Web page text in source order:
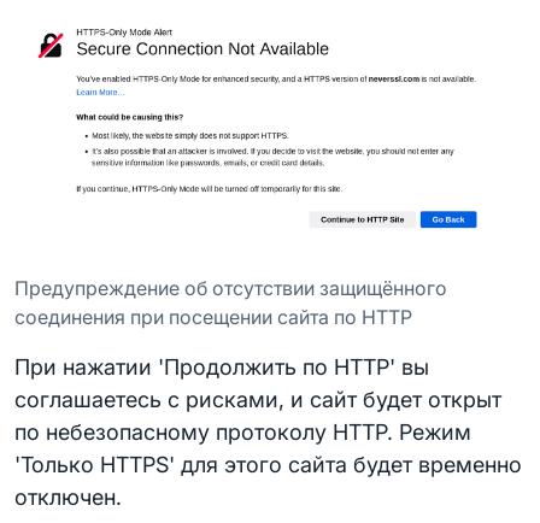
Предупреждение об отсутствии защищённого
соединения при посещении сайта по HTTP
При нажатии 'Продолжить по HTTP' вы
соглашаетесь с рисками, и сайт будет открыт
по небезопасному протоколу HTTP. Режим
'Только HTTPS' для этого сайта будет временно
отключен.